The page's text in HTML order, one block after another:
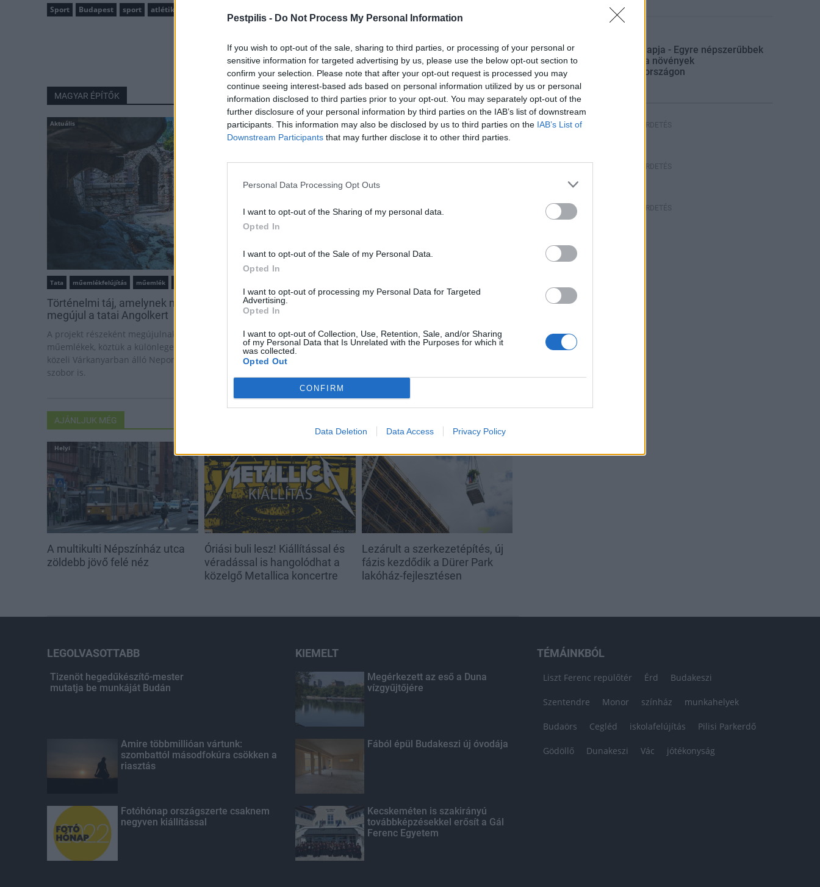
Pestpilis - Do Not Process My Personal Information
If you wish to opt-out of the sale, sharing to third parties, or processing of your personal or
sensitive information for targeted advertising by us, please use the below opt-out section to
confirm your selection. Please note that after your opt-out request is processed you may
continue seeing interest-based ads based on personal information utilized by us or personal
information disclosed to third parties prior to your opt-out. You may separately opt-out of the
further disclosure of your personal information by third parties on the IAB’s list of downstream
participants. This information may also be disclosed by us to third parties on the IAB’s List of
Downstream Participants that may further disclose it to other third parties.
Personal Data Processing Opt Outs
I want to opt-out of the Sharing of my personal data.
Opted In
I want to opt-out of the Sale of my Personal Data.
Opted In
I want to opt-out of processing my Personal Data for Targeted
Advertising.
Opted In
I want to opt-out of Collection, Use, Retention, Sale, and/or Sharing
of my Personal Data that Is Unrelated with the Purposes for which it
was collected.
Opted Out
CONFIRM
Data Deletion Data Access Privacy Policy
Sport Budapest sport atlétika
MAGYAR ÉPÍTŐK
Aktuális
Tata műemlékfelújítás műemlék
Történelmi táj, amelynek minden köve mesél –
megújul a tatai Angolkert
A projekt részeként megújulnak a területen található
műemlékek, köztük a különleges Műromok, valamint a
közeli Várkanyarban álló Nepomuki Szent János híd és
szobor is.
M1 bővítés: már zajlik a teljesen új
Bicske Kelet csomópont építése
Új gyalogosátkelők és jelzőlámpás
Másfélszeresére bővítik
be a Flórián téri felüljárón
AJÁNLJUK MÉG
Helyi
A multikulti Népszínház utca
zöldebb jövő felé néz
Óriási buli lesz! Kiállítással és
véradással is hangolódhat a
közelgő Metallica koncertre
Lezárult a szerkezetépítés, új
fázis kezdődik a Dürer Park
lakóház-fejlesztésen
A Föld napja - Egyre népszerűbbek
a tájfajta növények
Magyarországon
HIRDETÉS
HIRDETÉS
HIRDETÉS
LEGOLVASOTTABB
Tizenöt hegedűkészítő-mester
mutatja be munkáját Budán
Amire többmillióan vártunk:
szombattól másodfokúra csökken a
riasztás
Fotóhónap országszerte csaknem
negyven kiállítással
KIEMELT
Megérkezett az eső a Duna
vízgyűjtőjére
Fából épül Budakeszi új óvodája
Kecskeméten is szakirányú
továbbképzésekkel erősít a Gál
Ferenc Egyetem
TÉMÁINKBÓL
Liszt Ferenc repülőtér Érd Budakeszi
Szentendre Monor színház munkahelyek
Budaörs Cegléd iskolafelújítás Pilisi Parkerdő
Gödöllő Dunakeszi Vác jótékonyság